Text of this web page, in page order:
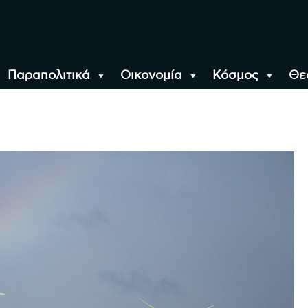
Παραπολιτικά Οικονομία Κόσμος